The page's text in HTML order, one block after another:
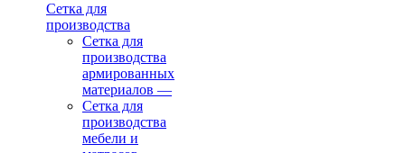
Сетка для
производства
Сетка для
производства
армированных
материалов —
Сетка для
производства
мебели и